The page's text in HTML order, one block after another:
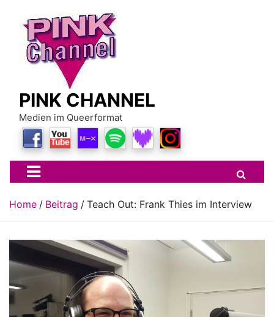
content
PINK CHANNEL
Medien im Queerformat
Home Beitrag Teach Out: Frank Thies im Interview